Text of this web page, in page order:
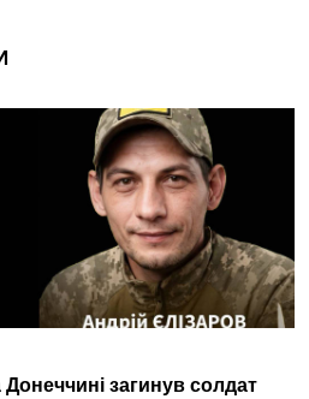
загинув солдат